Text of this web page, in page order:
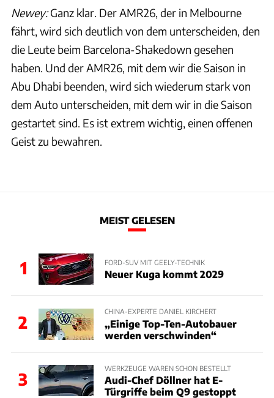
Newey:Ganz klar. Der AMR26, der in Melbourne
fährt, wird sich deutlich von dem unterscheiden, den
die Leute beim Barcelona-Shakedown gesehen
haben. Und der AMR26, mit dem wir die Saison in
Abu Dhabi beenden, wird sich wiederum stark von
dem Auto unterscheiden, mit dem wir in die Saison
gestartet sind. Es ist extrem wichtig, einen offenen
Geist zu bewahren.
MEIST GELESEN
1 FORD-SUV MIT GEELY-TECHNIK
Neuer Kuga kommt 2029
2
CHINA-EXPERTE DANIEL KIRCHERT
„Einige Top-Ten-Autobauer
werden verschwinden“
3
WERKZEUGE WAREN SCHON BESTELLT
Audi-Chef Döllner hat E-
Türgriffe beim Q9 gestoppt